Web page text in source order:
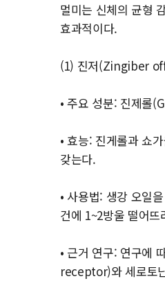
멀미는 신체의 균형
효과적이다.
(1) 진저(Zingiber
• 주요 성분: 진제
• 효능: 진게롤과 쇼
갖는다.
• 사용법: 생강 오일
건에 1~2방울 떨어
• 근거 연구: 연구에
receptor)와 세로토